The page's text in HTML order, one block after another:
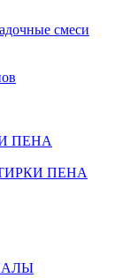
смеси
ПЕНА
ПЕНА